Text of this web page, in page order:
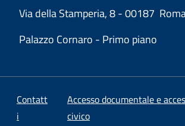
Via della Stamperia, 8 - 00187
Palazzo Cornaro - Primo piano
Contatt
i
Accesso documentale e
civico